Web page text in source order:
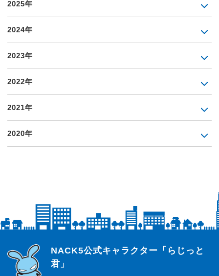
2025年
2024年
2023年
2022年
2021年
2020年
らじっと君
NACK5公式キャラクター「らじっと
君」